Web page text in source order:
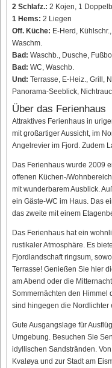
2 Schlafz.: 2 Kojen, 1
1 Hems: 2 Liegen
Off. Küche: E-Herd,
Waschm.
Bad: Waschb., Dusche,
Bad: WC, Waschb.
Und: Terrasse, E-Heiz., Grill,
Panorama-Seeblick,
Über das Ferienhaus
Attraktives Ferienhaus in
mit großartiger Aussicht, im
Angelrevier im Fjord. Zudem
Das Ferienhaus wurde 2009
offenen Küchen-/
mit wunderbarem Ausblick.
ein Gäste-WC im Haus. Das
das zweite mit einem
Das Ferienhaus hat ein
rustikaler Atmosphäre. Es
Fjordlandschaft ringsum,
Terrasse! Genießen Sie hier
am Abend oder die
Sommernächten den Himmel
sind hingegen die Nordlichter
Gute Ausgangslage für
Umgebung. Besuchen Sie
idyllischen Sandstränden.
Kvaløya und zur Stadt am